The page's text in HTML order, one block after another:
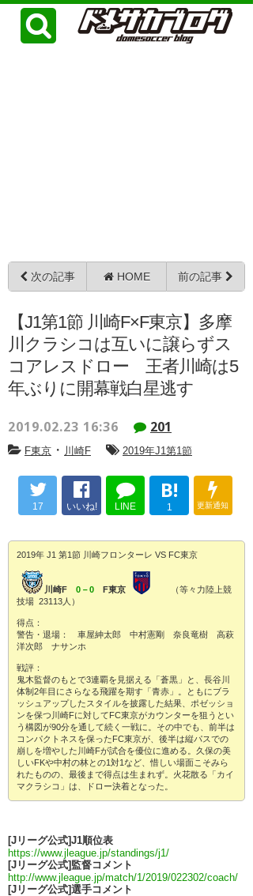
次の記事 HOME 前の記事
【J1第1節 川崎F×F東京】多摩
川クラシコは互いに譲らずス
コアレスドロー 王者川崎は5
年ぶりに開幕戦白星逃す
2019.02.23 16:36 201
F東京 ・ 川崎F 2019年J1第1節
17 いいね! LINE
B!
1 更新通知
2019年 J1 第1節 川崎フロンターレ VS FC東京
川崎F 0－0 F東京
（等々力陸上競
技場 23113人）
得点：
警告・退場： 車屋紳太郎 中村憲剛 奈良竜樹 高萩
洋次郎 ナサンホ
戦評：
鬼木監督のもとで3連覇を見据える「蒼黒」と、長谷川
体制2年目にさらなる飛躍を期す「青赤」。ともにブラ
ッシュアップしたスタイルを披露した結果、ポゼッショ
ンを保つ川崎Fに対してFC東京がカウンターを狙うとい
う構図が90分を通して続く一戦に。その中でも、前半は
コンパクトネスを保ったFC東京が、後半は縦パスでの
崩しを増やした川崎Fが試合を優位に進める。久保の美
しいFKや中村の林との1対1など、惜しい場面こそみら
れたものの、最後まで得点は生まれず。火花散る「カイ
マクラシコ」は、ドロー決着となった。
[Jリーグ公式]J1順位表
https://www.jleague.jp/standings/j1/
[Jリーグ公式]監督コメント
http://www.jleague.jp/match/1/2019/022302/coach/
[Jリーグ公式]選手コメント